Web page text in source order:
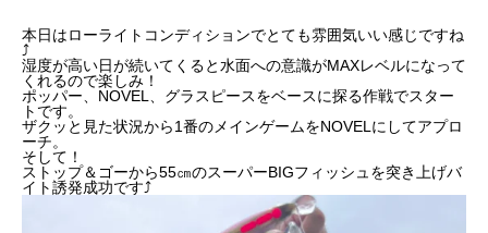
本日はローライトコンディションでとても雰囲気いい感じですね
⤴︎
湿度が高い日が続いてくると水面への意識がMAXレベルになって
くれるので楽しみ！
ポッパー、NOVEL、グラスピースをベースに探る作戦でスター
トです。
ザクッと見た状況から1番のメインゲームをNOVELにしてアプロ
ーチ。
そして！
ストップ＆ゴーから55㎝のスーパーBIGフィッシュを突き上げバ
イト誘発成功です⤴︎